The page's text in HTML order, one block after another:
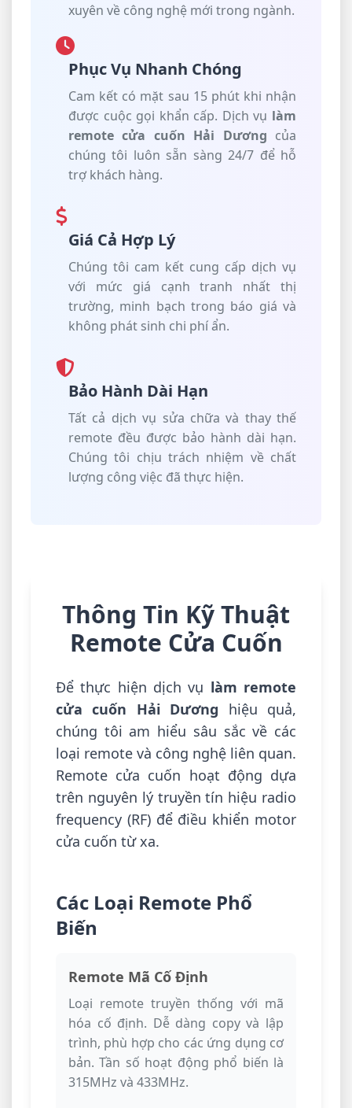
xuyên về công nghệ mới trong ngành.
Phục Vụ Nhanh Chóng
Cam kết có mặt sau 15 phút khi nhận
được cuộc gọi khẩn cấp. Dịch vụ làm
remote cửa cuốn Hải Dương của
chúng tôi luôn sẵn sàng 24/7 để hỗ
trợ khách hàng.
Giá Cả Hợp Lý
Chúng tôi cam kết cung cấp dịch vụ
với mức giá cạnh tranh nhất thị
trường, minh bạch trong báo giá và
không phát sinh chi phí ẩn.
Bảo Hành Dài Hạn
Tất cả dịch vụ sửa chữa và thay thế
remote đều được bảo hành dài hạn.
Chúng tôi chịu trách nhiệm về chất
lượng công việc đã thực hiện.
Thông Tin Kỹ Thuật
Remote Cửa Cuốn
Để thực hiện dịch vụ làm remote
cửa cuốn Hải Dương hiệu quả,
chúng tôi am hiểu sâu sắc về các
loại remote và công nghệ liên quan.
Remote cửa cuốn hoạt động dựa
trên nguyên lý truyền tín hiệu radio
frequency (RF) để điều khiển motor
cửa cuốn từ xa.
Các Loại Remote Phổ
Biến
Remote Mã Cố Định
Loại remote truyền thống với mã
hóa cố định. Dễ dàng copy và lập
trình, phù hợp cho các ứng dụng cơ
bản. Tần số hoạt động phổ biến là
315MHz và 433MHz.